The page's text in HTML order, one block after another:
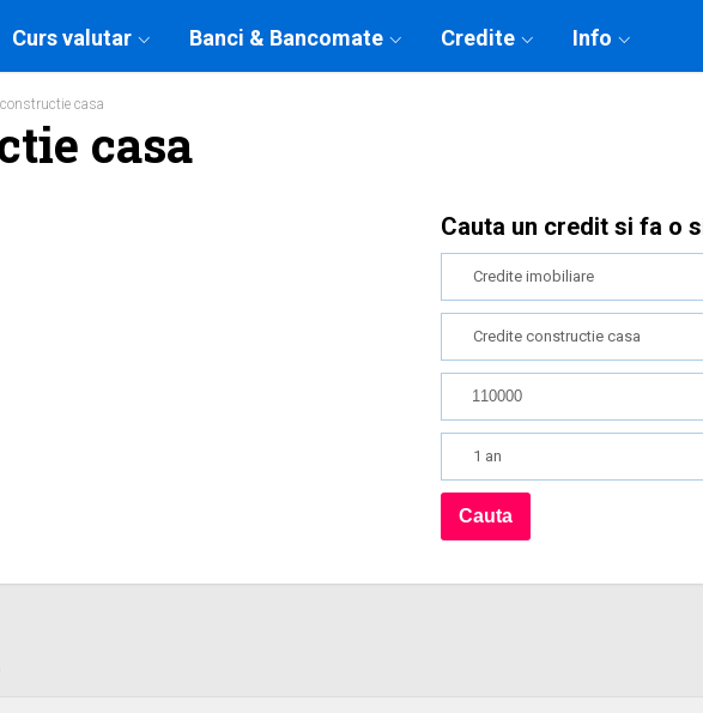
Curs valutar Banci & Bancomate Credite Info
casa
casa
Cauta un credit si fa o
Credite imobiliare
Credite constructie casa
1 an